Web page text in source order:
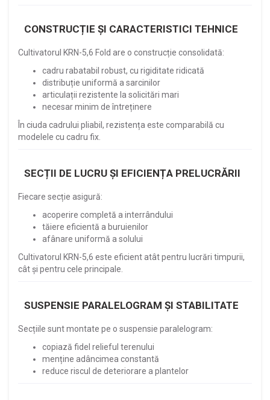
CONSTRUCȚIE ȘI CARACTERISTICI TEHNICE
Cultivatorul KRN-5,6 Fold are o construcție consolidată:
cadru rabatabil robust, cu rigiditate ridicată
distribuție uniformă a sarcinilor
articulații rezistente la solicitări mari
necesar minim de întreținere
În ciuda cadrului pliabil, rezistența este comparabilă cu
modelele cu cadru fix.
SECȚII DE LUCRU ȘI EFICIENȚA PRELUCRĂRII
Fiecare secție asigură:
acoperire completă a interrândului
tăiere eficientă a buruienilor
afânare uniformă a solului
Cultivatorul KRN-5,6 este eficient atât pentru lucrări timpurii,
cât și pentru cele principale.
SUSPENSIE PARALELOGRAM ȘI STABILITATE
Secțiile sunt montate pe o suspensie paralelogram:
copiază fidel relieful terenului
menține adâncimea constantă
reduce riscul de deteriorare a plantelor